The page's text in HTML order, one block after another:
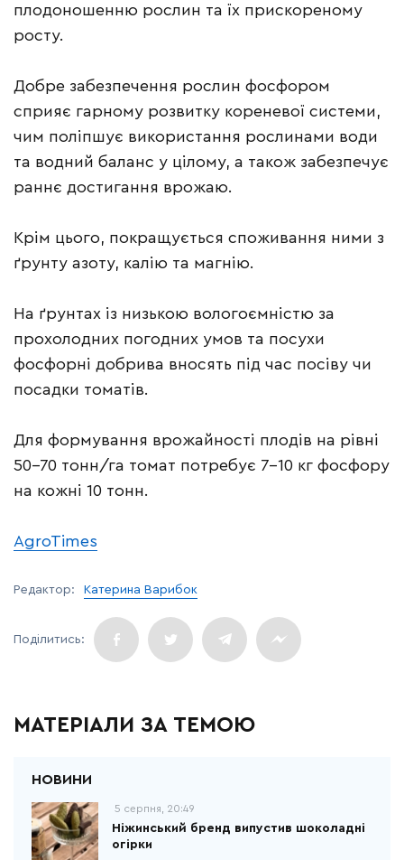
плодоношенню рослин та їх прискореному
росту.
Добре забезпечення рослин фосфором
сприяє гарному розвитку кореневої системи,
чим поліпшує використання рослинами води
та водний баланс у цілому, а також забезпечує
раннє достигання врожаю.
Крім цього, покращується споживання ними з
ґрунту азоту, калію та магнію.
На ґрунтах із низькою вологоємністю за
прохолодних погодних умов та посухи
фосфорні добрива вносять під час посіву чи
посадки томатів.
Для формування врожайності плодів на рівні
50-70 тонн/га томат потребує 7-10 кг фосфору
на кожні 10 тонн.
AgroTimes
Редактор: Катерина Варибок
МАТЕРІАЛИ ЗА ТЕМОЮ
5 серпня, 20:49
Ніжинський бренд випустив шоколадні
огірки